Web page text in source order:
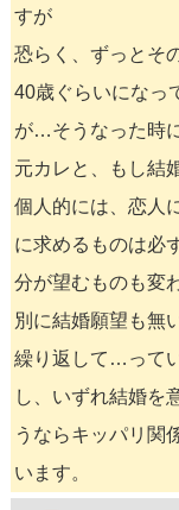
すが
恐らく、ずっとそ
40歳ぐらいになっ
が…そうなった時
元カレと、もし結
個人的には、恋人
に求めるものは必
分が望むものも変
別に結婚願望も無
繰り返して…って
し、いずれ結婚を
うならキッパリ関
います。